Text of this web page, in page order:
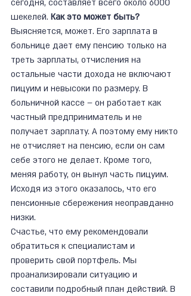
сегодня, составляет всего около 6000
шекелей. Как это может быть?
Выясняется, может. Его зарплата в
больнице дает ему пенсию только на
треть зарплаты, отчисления на
остальные части дохода не включают
пицуим и невысоки по размеру. В
больничной кассе – он работает как
частный предприниматель и не
получает зарплату. А поэтому ему никто
не отчисляет на пенсию, если он сам
себе этого не делает. Кроме того,
меняя работу, он вынул часть пицуим.
Исходя из этого оказалось, что его
пенсионные сбережения неоправданно
низки.
Счастье, что ему рекомендовали
обратиться к специалистам и
проверить свой портфель. Мы
проанализировали ситуацию и
составили подробный план действий. В